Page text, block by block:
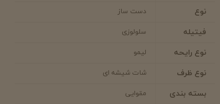
نوع دست ساز
فیتیله سلولوزی
نوع رایحه لیمو
نوع ظرف شات شیشه ای
بسته بندی مقوایی